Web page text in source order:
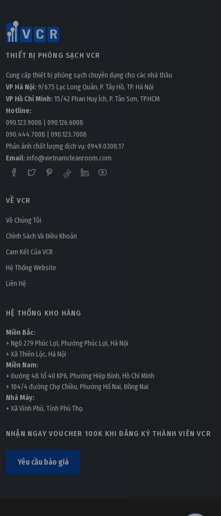
THIẾT BỊ PHÒNG SẠCH VCR
Cung cấp thiết bị phòng sạch chuyên dụng cho các nhà thầu
VP Hà Nội: 9/675 Lạc Long Quân, P. Tây Hồ, TP. Hà Nội
VP Hồ Chí Minh: 15/42 Phan Huy Ích, P. Tân Sơn, TP.HCM
Hotline:
090.123.9008
090.126.6008
090.444.7008
090.123.7008
Phản ánh chất lượng dịch vụ: 0949.0308.17
Email: info@vietnamcleanroom.com
VỀ VCR
Về Chúng Tôi
Chính Sách Và Điều Khoản
Cam Kết Của VCR
Hệ Thống Website
Liên Hệ
HỆ THỐNG KHO HÀNG
Miền Bắc:
+ Ngõ 279 Phúc Lợi, Phường Phúc Lợi, Hà Nội
+ Xã Thiên Lộc, Hà Nội
Miền Nam:
+ Đường 48 tổ 40 KP6, Phường Hiệp Bình, Hồ Chí Minh
+ 104/4 đường Chợ Chiều, Phường Hố Nai, Đồng Nai
Nhà Máy:
+ Xã Vĩnh Phú, Tỉnh Phú Thọ.
NHẬN NGAY VOUCHER 100K KHI ĐĂNG KÝ THÀNH VIÊN VCR
Yêu cầu báo giá